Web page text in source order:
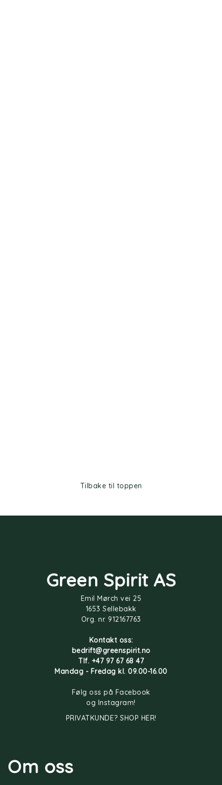
Tilbake til toppen
Green Spirit AS
Emil Mørch vei 25
1653 Sellebakk
Org. nr. 912167763
Kontakt oss:
bedrift@greenspirit.no
Tlf. +47 97 67 68 47
Mandag - Fredag kl. 09.00-16.00
Følg oss på Facebook
og Instagram!
PRIVATKUNDE? SHOP HER!
Om oss